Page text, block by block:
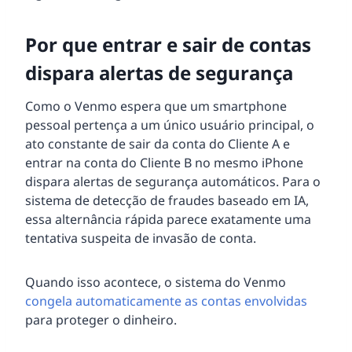
Por que entrar e sair de contas
dispara alertas de segurança
Como o Venmo espera que um smartphone
pessoal pertença a um único usuário principal, o
ato constante de sair da conta do Cliente A e
entrar na conta do Cliente B no mesmo iPhone
dispara alertas de segurança automáticos. Para o
sistema de detecção de fraudes baseado em IA,
essa alternância rápida parece exatamente uma
tentativa suspeita de invasão de conta.
Quando isso acontece, o sistema do Venmo
congela automaticamente as contas envolvidas
para proteger o dinheiro.